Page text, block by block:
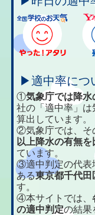
▶適中率につ
①気象庁では降
社の「適中率」は
算出しています。
②気象庁では、そ
以上降水の有無を
ています。
③適中判定の代表
ある東京都千代
す。
④本サイトでは、
の適中判定の結果